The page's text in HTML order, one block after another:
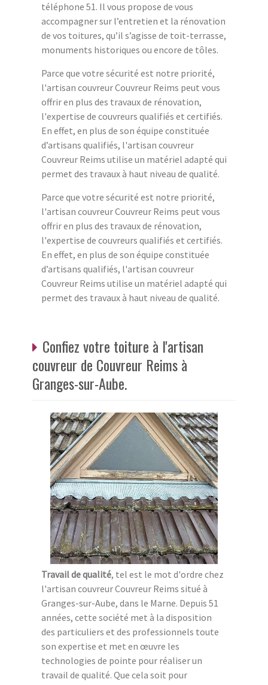
téléphone 51. Il vous propose de vous
accompagner sur l’entretien et la rénovation
de vos toitures, qu’il s’agisse de toit-terrasse,
monuments historiques ou encore de tôles.
Parce que votre sécurité est notre priorité,
l'artisan couvreur Couvreur Reims peut vous
offrir en plus des travaux de rénovation,
l'expertise de couvreurs qualifiés et certifiés.
En effet, en plus de son équipe constituée
d’artisans qualifiés, l'artisan couvreur
Couvreur Reims utilise un matériel adapté qui
permet des travaux à haut niveau de qualité.
Parce que votre sécurité est notre priorité,
l'artisan couvreur Couvreur Reims peut vous
offrir en plus des travaux de rénovation,
l'expertise de couvreurs qualifiés et certifiés.
En effet, en plus de son équipe constituée
d’artisans qualifiés, l'artisan couvreur
Couvreur Reims utilise un matériel adapté qui
permet des travaux à haut niveau de qualité.
Confiez votre toiture à l'artisan
couvreur de Couvreur Reims à
Granges-sur-Aube.
Travail de qualité, tel est le mot d'ordre chez
l'artisan couvreur Couvreur Reims situé à
Granges-sur-Aube, dans le Marne. Depuis 51
années, cette société met à la disposition
des particuliers et des professionnels toute
son expertise et met en œuvre les
technologies de pointe pour réaliser un
travail de qualité. Que cela soit pour